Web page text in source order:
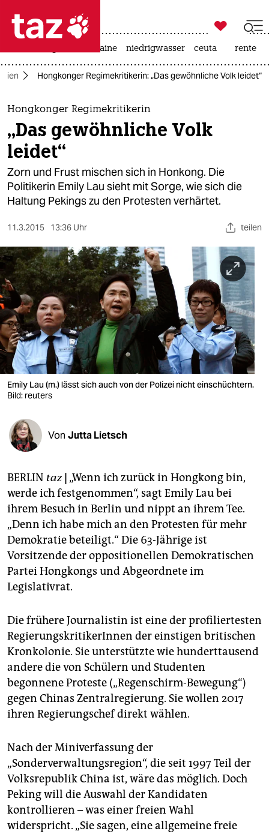
 taz zahl ich
taz zahl ich
themen
politik
öko
gesellschaft
sport
berlin
nord
wahrheit
verlag
verlag
veranstaltungen
shop
fragen & hilfe
unterstützen
abo
genossenschaft
epaper login

taz zahl ich
krieg in der ukraine niedrigwasser ceuta rente
Hongkonger Regimekritikerin: „Das gewöhnliche Volk leidet“
Hongkonger Regimekritikerin
„Das gewöhnliche Volk
leidet“
Zorn und Frust mischen sich in Honkong. Die
Politikerin Emily Lau sieht mit Sorge, wie sich die
Haltung Pekings zu den Protesten verhärtet.
11.3.2015 13:36 Uhr teilen
Emily Lau (m.) lässt sich auch von der Polizei nicht einschüchtern.
Bild: reuters
Von Jutta Lietsch
BERLIN taz „Wenn ich zurück in Hongkong bin,
werde ich festgenommen“, sagt Emily Lau bei
ihrem Besuch in Berlin und nippt an ihrem Tee.
„Denn ich habe mich an den Protesten für mehr
Demokratie beteiligt.“ Die 63-Jährige ist
Vorsitzende der oppositionellen Demokratischen
Partei Hongkongs und Abgeordnete im
Legislativrat.
Die frühere Journalistin ist eine der profiliertesten
RegierungskritikerInnen der einstigen britischen
Kronkolonie. Sie unterstützte wie hunderttausend
andere die von Schülern und Studenten
begonnene Proteste („Regenschirm-Bewegung“)
gegen Chinas Zentralregierung. Sie wollen 2017
ihren Regierungschef direkt wählen.
Nach der Miniverfassung der
„Sonderverwaltungsregion“, die seit 1997 Teil der
Volksrepublik China ist, wäre das möglich. Doch
Peking will die Auswahl der Kandidaten
kontrollieren – was einer freien Wahl
widerspricht. „Sie sagen, eine allgemeine freie